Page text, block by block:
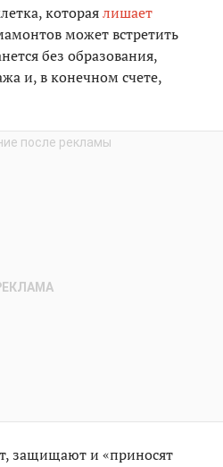
котораялишает
может встретить
без образования,
и, в конечном счете,
защищают и «приносят